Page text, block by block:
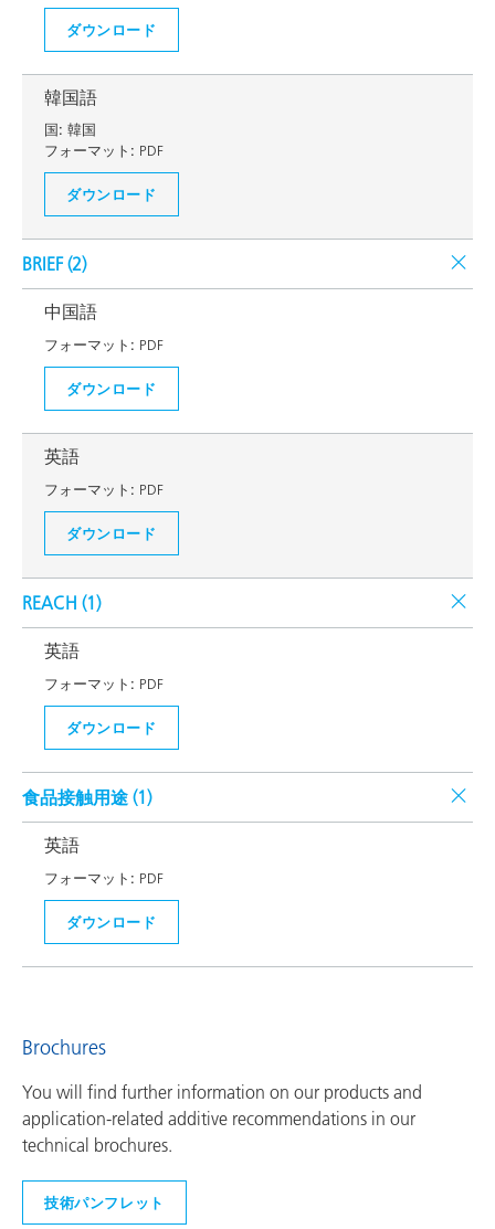
ダウンロード
韓国語
国: 韓国
フォーマット: PDF
ダウンロード
BRIEF (2)
中国語
フォーマット: PDF
ダウンロード
英語
フォーマット: PDF
ダウンロード
REACH (1)
英語
フォーマット: PDF
ダウンロード
食品接触用途 (1)
英語
フォーマット: PDF
ダウンロード
Brochures
You will find further information on our products and
application-related additive recommendations in our
technical brochures.
技術パンフレット